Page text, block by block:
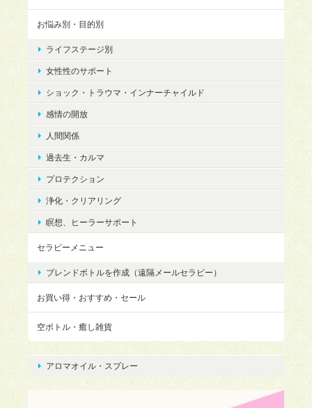
お悩み別・目的別
ライフステージ別
女性性のサポート
ショック・トラウマ・インナーチャイルド
感情の開放
人間関係
過去生・カルマ
プロテクション
浄化・クリアリング
瞑想、ヒーラーサポート
セラピーメニュー
ブレンドボトルを作成（遠隔メールセラピー）
お買い得・おすすめ・セール
空ボトル・癒し雑貨
アロマオイル・スプレー